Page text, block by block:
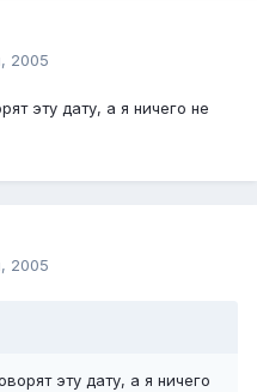
2005
эту дату, а я ничего не
2005
эту дату, а я ничего